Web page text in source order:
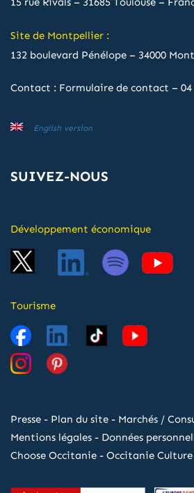
Site de Montpellier :
132 boulevard Pénélope – 34000
Contact : Formulaire de contact – 04
English version
SUIVEZ-NOUS
Développement économique
Tourisme
Presse - Plan du site - Marchés /
Mentions légales - Données
Choose Occitanie - Occitanie Culture